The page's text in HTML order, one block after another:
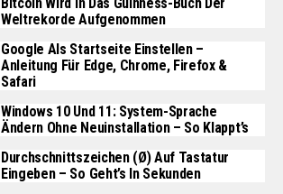
Weltrekorde Aufgenommen
Google Als Startseite Einstellen –
Anleitung Für Edge, Chrome, Firefox &
Safari
Windows 10 Und 11: System-Sprache
Ändern Ohne Neuinstallation – So Klappt’s
Durchschnittszeichen (Ø) Auf Tastatur
Eingeben – So Geht’s In Sekunden